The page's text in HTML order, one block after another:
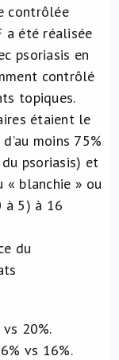
contrôlée
a été réalisée
psoriasis en
contrôlé
topiques.
étaient le
moins 75%
psoriasis) et
« blanchie » ou
à 5) à 16
du
20%.
vs 16%.